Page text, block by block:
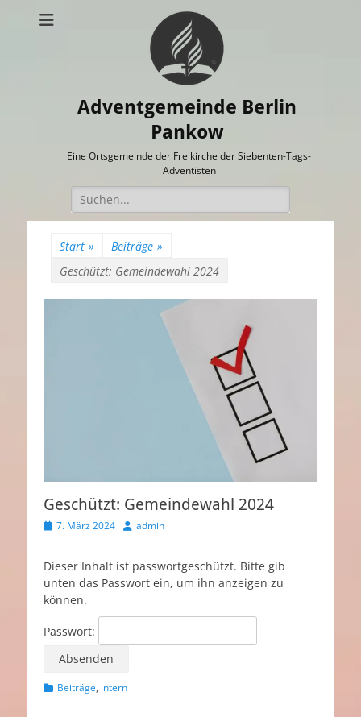
Adventgemeinde Berlin
Pankow
Eine Ortsgemeinde der Freikirche der Siebenten-Tags-
Adventisten
Suchen
nach:
Start » Beiträge »
Geschützt: Gemeindewahl 2024
Geschützt: Gemeindewahl 2024
Veröffentlicht
7. März 2024 Autoradmin
Dieser Inhalt ist passwortgeschützt. Bitte gib
unten das Passwort ein, um ihn anzeigen zu
können.
Passwort:
Kategorien
Beiträge, intern